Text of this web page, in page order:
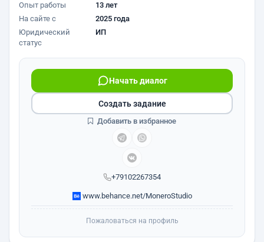
Опыт работы
13 лет
На сайте с
2025 года
Юридический
статус
ИП
+79102267354
Начать диалог
www.behance.net/MoneroStudio
Создать задание
Добавить в избранное
Пожаловаться на профиль